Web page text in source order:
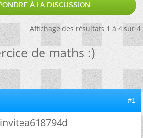
À LA DISCUSSION
Affichage des résultats 1 à 4 sur 4
de maths :)
#1
invitea618794d